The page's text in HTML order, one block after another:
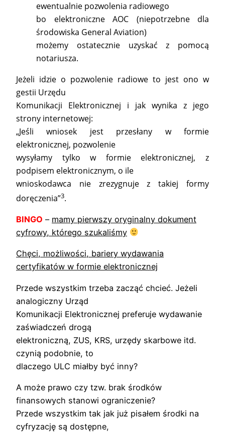
ewentualnie pozwolenia radiowego
bo elektroniczne AOC (niepotrzebne dla
środowiska General Aviation)
możemy ostatecznie uzyskać z pomocą
notariusza.
Jeżeli idzie o pozwolenie radiowe to jest ono w
gestii Urzędu
Komunikacji Elektronicznej i jak wynika z jego
strony internetowej:
„Jeśli wniosek jest przesłany w formie
elektronicznej, pozwolenie
wysyłamy tylko w formie elektronicznej, z
podpisem elektronicznym, o ile
wnioskodawca nie zrezygnuje z takiej formy
doręczenia”3.
BINGO – mamy pierwszy oryginalny dokument
cyfrowy, którego szukaliśmy
Chęci, możliwości, bariery wydawania
certyfikatów w formie elektronicznej
Przede wszystkim trzeba zacząć chcieć. Jeżeli
analogiczny Urząd
Komunikacji Elektronicznej preferuje wydawanie
zaświadczeń drogą
elektroniczną, ZUS, KRS, urzędy skarbowe itd.
czynią podobnie, to
dlaczego ULC miałby być inny?
A może prawo czy tzw. brak środków
finansowych stanowi ograniczenie?
Przede wszystkim tak jak już pisałem środki na
cyfryzację są dostępne,